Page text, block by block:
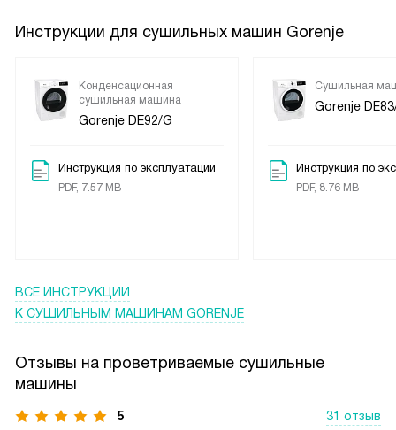
Инструкции для сушильных машин Gorenje
Конденсационная
сушильная машина
Gorenje DE92/G
Инструкция по эксплуатации
PDF, 7.57 MB
Сушильная
Gorenje
Инструкция по
PDF, 8.76 MB
ВСЕ ИНСТРУКЦИИ
К СУШИЛЬНЫМ МАШИНАМ GORENJE
Отзывы на проветриваемые сушильные
машины
5 31 отзыв